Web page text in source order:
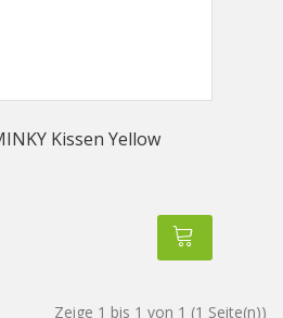
Kissen Yellow
Zeige 1 bis 1 von 1 (1 Seite(n))